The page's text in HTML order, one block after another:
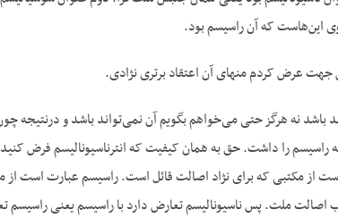
این‌هاست که آن راسیسم بود.
عرض کردم منهای آن اعتقاد برتری نژادی.
باشد نه هرگز حتی می‌خواهم بگویم آن نمی‌تواند باشد و درنتیجه
راسیسم را داشت. حق به همان کیفیت که انترناسیونالیسم فرض
از مکتبی که برای نژاد اصالت قائل است. راسیسم عبارت است
ملت. پس ناسیونالیسم تعارض دارد با راسیسم یعنی راسیسم